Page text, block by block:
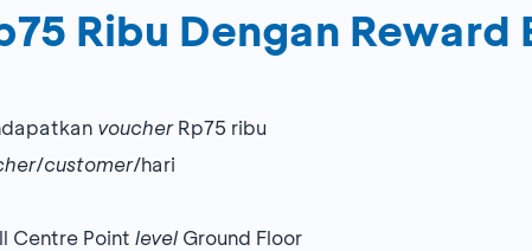
Ribu Dengan Reward
voucherRp75 ribu
/customer/hari
Centre Point level Ground Floor